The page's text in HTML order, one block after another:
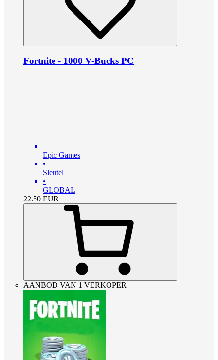
Fortnite - 1000 V-Bucks PC
Epic Games
•
Sleutel
•
GLOBAL
22.50 EUR
AANBOD VAN 1 VERKOPER